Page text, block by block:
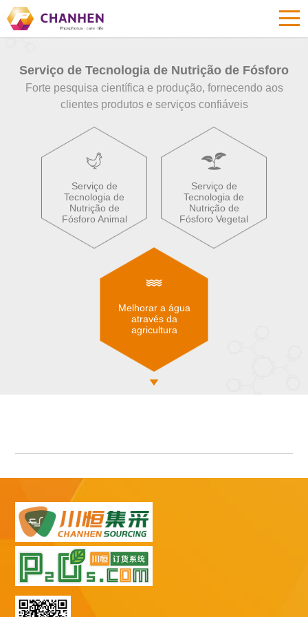
Serviço de Tecnologia de Nutrição de Fósforo
Forte pesquisa científica e produção, fornecendo aos
clientes produtos e serviços confiáveis
Serviço de
Tecnologia de
Nutrição de
Fósforo Animal
Serviço de
Tecnologia de
Nutrição de
Fósforo Vegetal
Melhorar a água
através da
agricultura